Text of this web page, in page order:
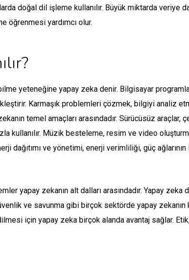
doğal dil işleme kullanılır. Büyük miktarda veriye
öğrenmesi yardımcı olur.
yeteneğine yapay zeka denir. Bilgisayar
Karmaşık problemleri çözmek, bilgiyi analiz
temel amaçları arasındadır. Sürücüsüz araçlar,
Müzik besteleme, resim ve video
dağıtımı ve yönetimi, enerji verimliliği, güç
yapay zekanın alt dalları arasındadır. Yapay zeka
ve savunma gibi birçok sektörde yapay zekanın
için yapay zeka birçok alanda avantaj sağlar.